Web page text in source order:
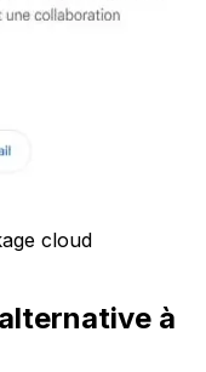
cloud
à